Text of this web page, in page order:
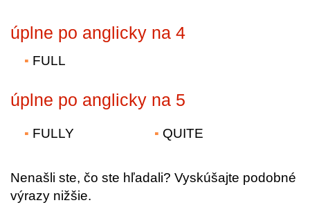
úplne po anglicky na 4
FULL
úplne po anglicky na 5
FULLY QUITE
Nenašli ste, čo ste hľadali? Vyskúšajte podobné
výrazy nižšie.